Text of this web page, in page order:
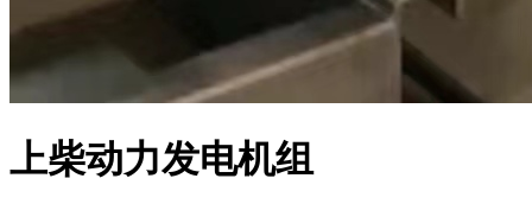
上柴动力发电机组